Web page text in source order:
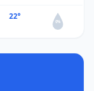
22°
0%